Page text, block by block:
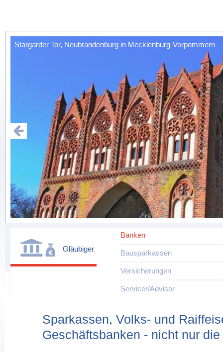
Stargarder Tor, Neubrandenburg in Mecklenburg-Vorpommern
Gläubiger
Banken
Bausparkassen
Versicherungen
Servicer/Advisor
Sparkassen, Volks- und
Geschäftsbanken - nicht nur